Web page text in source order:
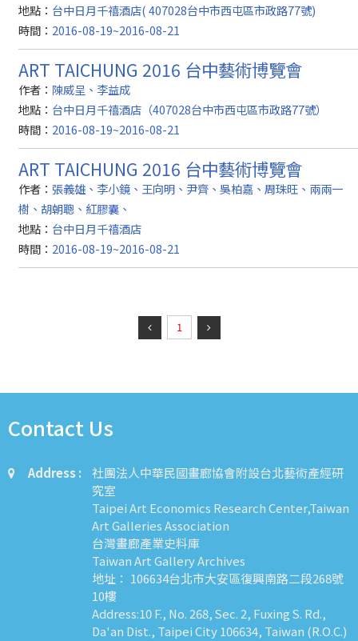
地點： 台中日月千禧酒店( 407028台中市西屯區市政路77號)
時間： 2016-08-19~2016-08-21
ART TAICHUNG 2016 台中藝術博覽會
作者： 陳威呈、李益成
地點： 台中日月千禧酒店（407028台中市西屯區市政路77號）
時間： 2016-08-19~2016-08-21
ART TAICHUNG 2016 台中藝術博覽會
作者： 張義雄、李小鏡、王向明、尹齊、吳柏嘉、周珠旺、兩兩一
樹、胡朝聰、紅膠囊、
地點： 台中日月千禧酒店
時間： 2016-08-19~2016-08-21
1
Contact Us
Address :
社團法人中華民國畫廊協會附設台北藝術產經研
究室
Taipei Art Economics Research Center,Taiwan
Art Galleries Association
台灣畫廊產業史料庫
Taiwan Art Gallery Archives
地址： 106634台北市大安區復興南路二段268號
10樓
Address:10 F., No. 268, Sec. 2, Fuxing S. Rd.,
Da'an Dist., Taipei City 106634, Taiwan (R.O.C.)